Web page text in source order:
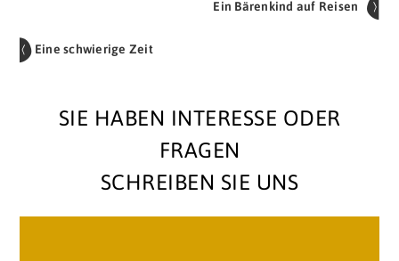
Ein Bärenkind auf Reisen
Eine schwierige Zeit
SIE HABEN INTERESSE ODER
FRAGEN
SCHREIBEN SIE UNS